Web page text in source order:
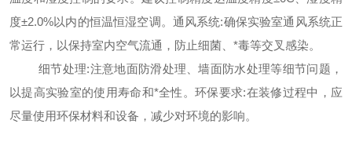
度±2.0%以内的恒温恒湿空调。通风系统:确保实验室通风系统正
常运行，以保持室内空气流通，防止细菌、*毒等交叉感染。
细节处理:注意地面防滑处理、墙面防水处理等细节问题，
以提高实验室的使用寿命和*全性。环保要求:在装修过程中，应
尽量使用环保材料和设备，减少对环境的影响。